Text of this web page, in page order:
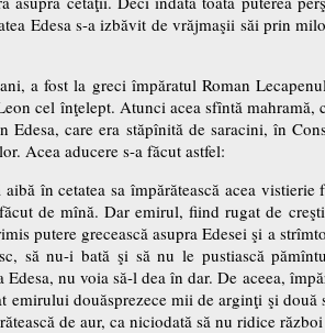
Edesa s-a izbăvit de vrăjmaşii săi prin
a fost la greci împăratul Roman
cel înţelept. Atunci acea sfîntă mahramă,
Edesa, care era stăpînită de saracini, în
Acea aducere s-a făcut astfel:
în cetatea sa împărătească acea
de mînă. Dar emirul, fiind rugat de
putere grecească asupra Edesei şi a
să nu-i bată şi să nu le pustiască
nu voia să-l dea în dar. De aceea,
emirului douăsprezece mii de arginţi şi
de aur, ca niciodată să nu ridice